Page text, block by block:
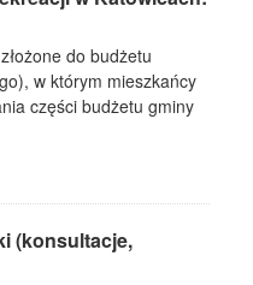
do budżetu
w którym mieszkańcy
części budżetu gminy
(konsultacje,